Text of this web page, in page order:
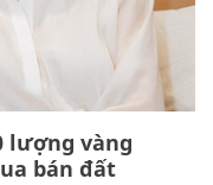
lượng vàng
bán đất